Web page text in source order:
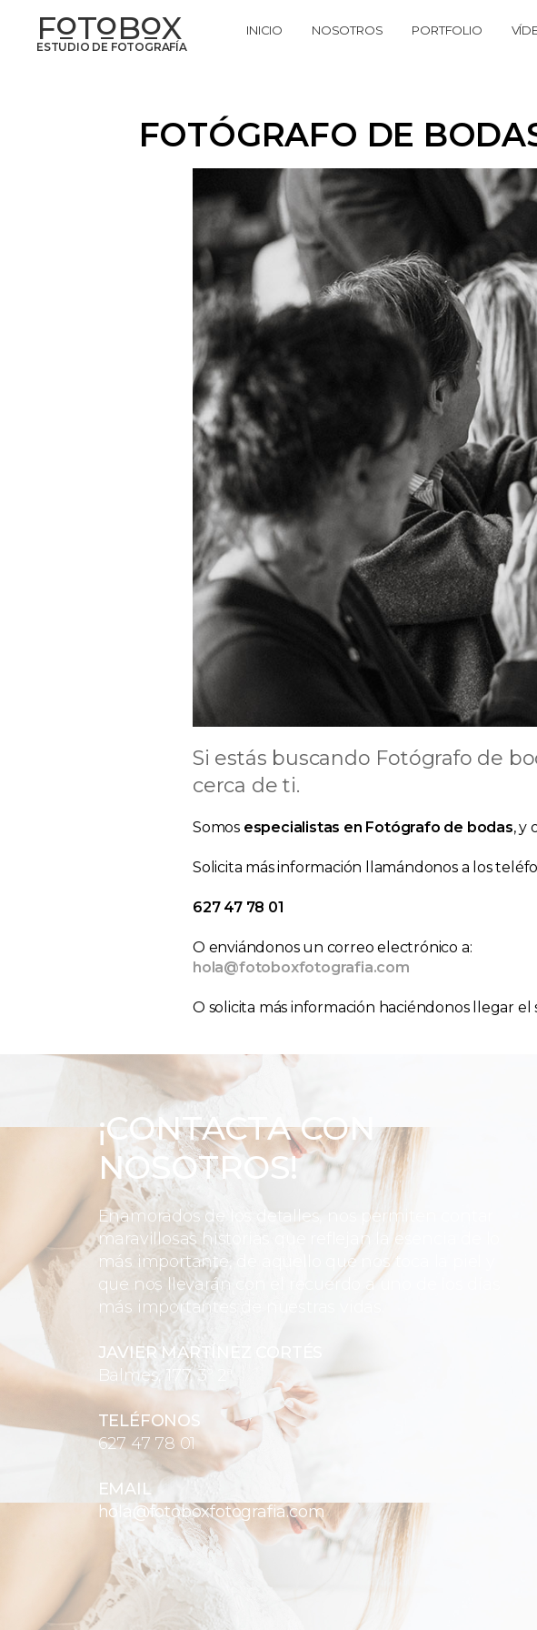
INICIO NOSOTROS PORTFOLIO
FOTOBOX
ESTUDIO DE FOTOGRAFÍA
FOTÓGRAFO DE
Si estás buscando Fotógrafo de
cerca de ti.
Somos especialistas en Fotógrafo de bodas, y
Solicita más información llamándonos a los
627 47 78 01
O enviándonos un correo electrónico a:
hola@fotoboxfotografia.com
O solicita más información haciéndonos llegar
¡CONTACTA CON
NOSOTROS!
Enamorados de los detalles, nos permiten contar
maravillosas historias que reflejan la esencia de lo
más importante, de aquello que nos toca la piel y
que nos llevarán con el recuerdo a uno de los días
más importantes de nuestras vidas.
JAVIER MARTÍNEZ CORTÉS
Balmes, 177, 3º 2ª
TELÉFONOS
627 47 78 01
EMAIL
hola@fotoboxfotografia.com